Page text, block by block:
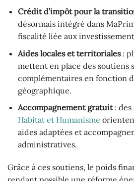
Crédit d’impôt pour la
désormais intégré dans
fiscalité liée aux
Aides locales et territoriales:
mettent en place des soutiens
complémentaires en fonction
géographique.
Accompagnement gratuit: des
Habitat et Humanisme
aides adaptées et
administratives.
Grâce à ces soutiens, le poids